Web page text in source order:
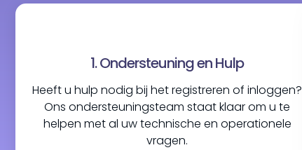
1. Ondersteuning en Hulp
Heeft u hulp nodig bij het registreren of inloggen?
Ons ondersteuningsteam staat klaar om u te
helpen met al uw technische en operationele
vragen.